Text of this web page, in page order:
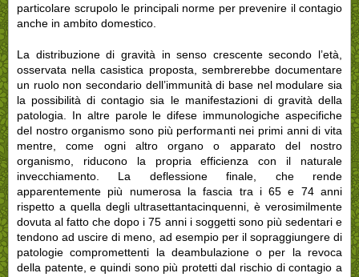
particolare scrupolo le principali norme per prevenire il contagio
anche in ambito domestico.
La distribuzione di gravità in senso crescente secondo l’età,
osservata nella casistica proposta, sembrerebbe documentare
un ruolo non secondario dell’immunità di base nel modulare sia
la possibilità di contagio sia le manifestazioni di gravità della
patologia. In altre parole le difese immunologiche aspecifiche
del nostro organismo sono più performanti nei primi anni di vita
mentre, come ogni altro organo o apparato del nostro
organismo, riducono la propria efficienza con il naturale
invecchiamento. La deflessione finale, che rende
apparentemente più numerosa la fascia tra i 65 e 74 anni
rispetto a quella degli ultrasettantacinquenni, è verosimilmente
dovuta al fatto che dopo i 75 anni i soggetti sono più sedentari e
tendono ad uscire di meno, ad esempio per il sopraggiungere di
patologie compromettenti la deambulazione o per la revoca
della patente, e quindi sono più protetti dal rischio di contagio a